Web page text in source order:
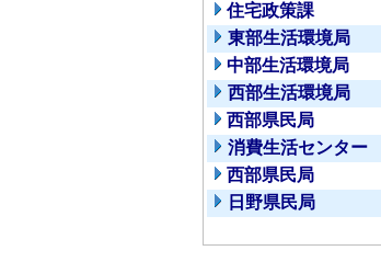
住宅政策課
東部生活環境局
中部生活環境局
西部生活環境局
西部県民局
消費生活センター
西部県民局
日野県民局